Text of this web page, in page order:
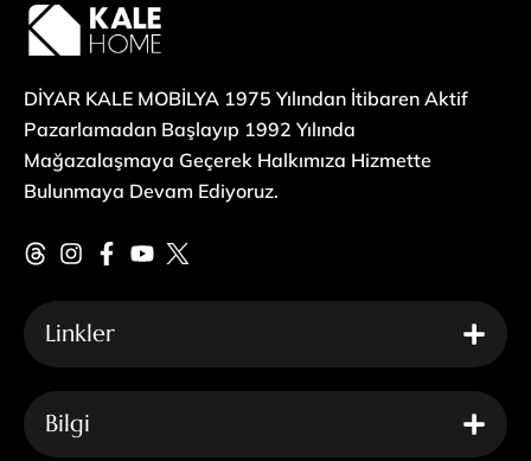
DİYAR KALE MOBİLYA 1975 Yılından İtibaren Aktif
Pazarlamadan Başlayıp 1992 Yılında
Mağazalaşmaya Geçerek Halkımıza Hizmette
Bulunmaya Devam Ediyoruz.
Linkler
Bilgi